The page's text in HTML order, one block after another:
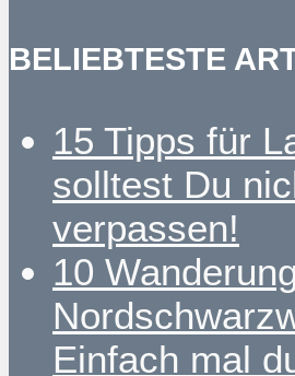
BELIEBTESTE
15 Tipps für
solltest Du
verpassen!
10
Einfach mal